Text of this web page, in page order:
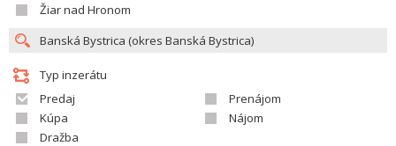
Žiar nad Hronom
Typ inzerátu
Predaj
Prenájom
Kúpa
Nájom
Dražba